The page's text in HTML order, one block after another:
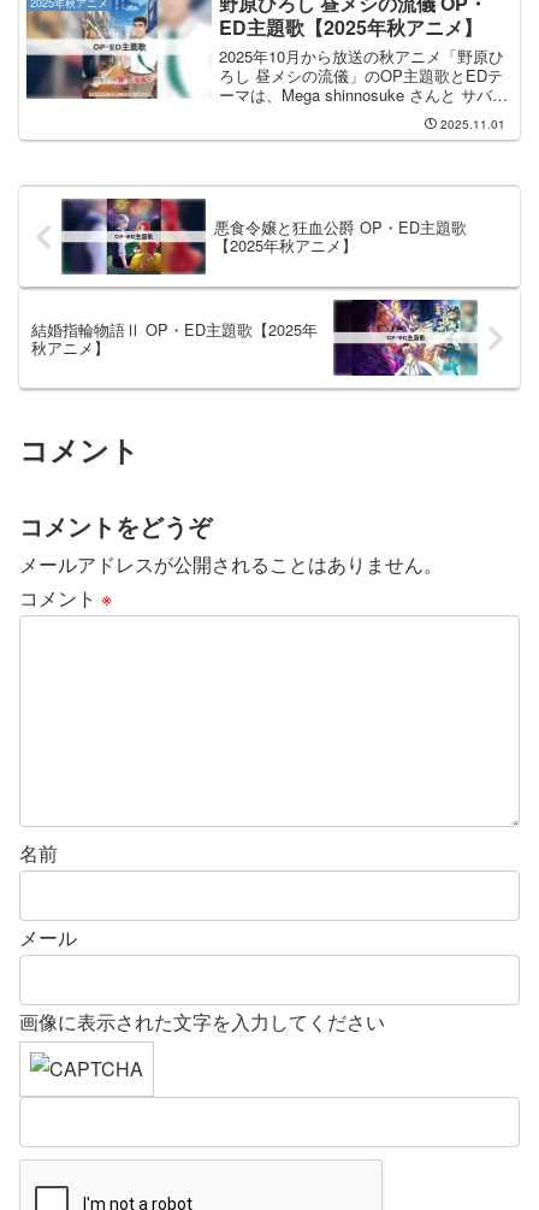
ED主題歌【2025年秋アニメ】
2025年10月から放送の秋アニメ「野原ひ
ろし 昼メシの流儀」のOP主題歌とEDテ
ーマは、Mega shinnosuke さんと サバシ
スター さんが担当します。OP主題歌を
手掛けるのは Mega shinnosuke さんで、
2025.11.01
悪食令嬢と狂血公爵 OP・ED主題歌
【2025年秋アニメ】
結婚指輪物語Ⅱ OP・ED主題歌【2025年
秋アニメ】
コメント
コメントをどうぞ
メールアドレスが公開されることはありません。
コメント ※
名前
メール
画像に表示された文字を入力してください